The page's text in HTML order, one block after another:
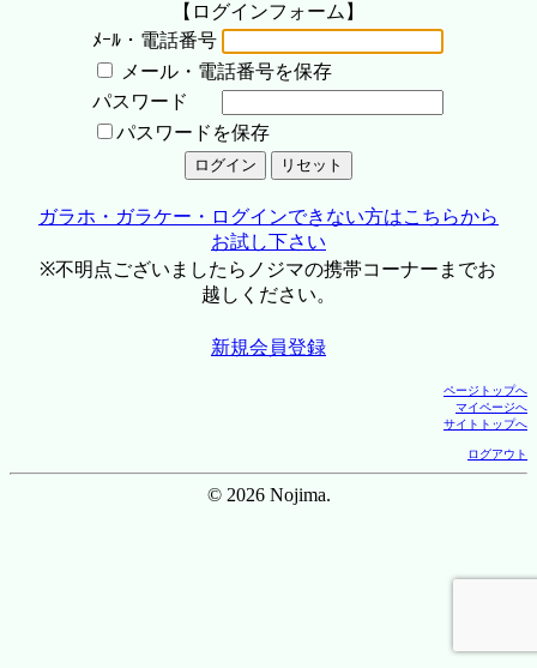
【ログインフォーム】
ﾒｰﾙ・電話番号
メール・電話番号を保存
パスワード
パスワードを保存
ガラホ・ガラケー・ログインできない方はこちらから
お試し下さい
※不明点ございましたらノジマの携帯コーナーまでお
越しください。
新規会員登録
ページトップへ
マイページへ
サイトトップへ
ログアウト
© 2026 Nojima.